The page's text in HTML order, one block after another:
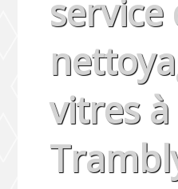
service
vitres à